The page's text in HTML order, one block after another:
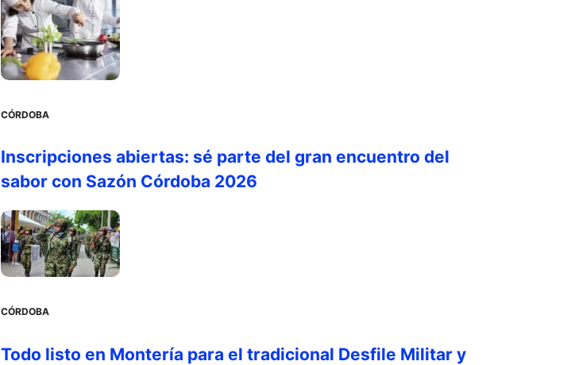
CÓRDOBA
Inscripciones abiertas: sé parte del gran encuentro del
sabor con Sazón Córdoba 2026
CÓRDOBA
Todo listo en Montería para el tradicional Desfile Militar y